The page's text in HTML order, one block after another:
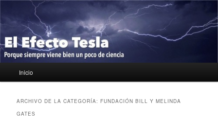
contenido
principal
contenido
secundario
El Efecto Tesla
Porque siempre viene bien un poco de ciencia
principal
Inicio
ARCHIVO DE LA CATEGORÍA: FUNDACIÓN BILL Y MELINDA
GATES